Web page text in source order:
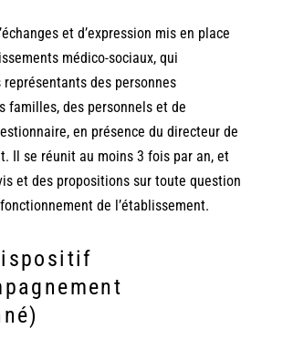
et d’expression mis en place
médico-sociaux, qui
représentants des personnes
familles, des personnels et de
en présence du directeur de
Il se réunit au moins 3 fois par an, et
et des propositions sur toute question
de l’établissement.